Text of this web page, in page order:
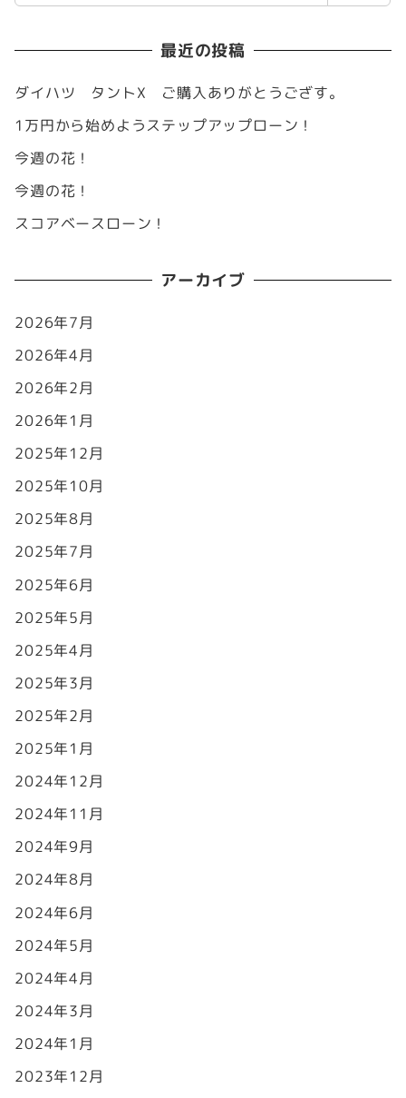
最近の投稿
ダイハツ タントX ご購入ありがとうござす。
1万円から始めようステップアップローン！
今週の花！
今週の花！
スコアベースローン！
アーカイブ
2026年7月
2026年4月
2026年2月
2026年1月
2025年12月
2025年10月
2025年8月
2025年7月
2025年6月
2025年5月
2025年4月
2025年3月
2025年2月
2025年1月
2024年12月
2024年11月
2024年9月
2024年8月
2024年6月
2024年5月
2024年4月
2024年3月
2024年1月
2023年12月